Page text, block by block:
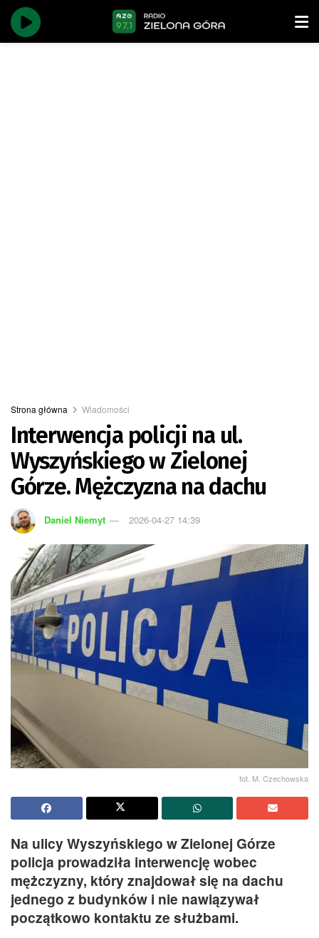
Strona główna Wiadomości
Interwencja policji na ul.
Wyszyńskiego w Zielonej
Górze. Mężczyzna na dachu
Daniel Niemyt 2026-04-27 14:39
fot. M. Czechowska
Na ulicy Wyszyńskiego w Zielonej Górze
policja prowadziła interwencję wobec
mężczyzny, który znajdował się na dachu
jednego z budynków i nie nawiązywał
początkowo kontaktu ze służbami.